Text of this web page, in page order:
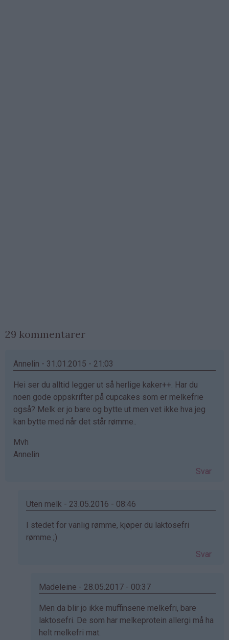
29 kommentarer
Annelin - 31.01.2015 - 21:03
Hei ser du alltid legger ut så herlige kaker++. Har du
noen gode oppskrifter på cupcakes som er melkefrie
også? Melk er jo bare og bytte ut men vet ikke hva jeg
kan bytte med når det står rømme..
Mvh
Annelin
Svar
Uten melk - 23.05.2016 - 08:46
Som
svar
(ikke
I stedet for vanlig rømme, kjøper du laktosefri
rømme ;)
Svar
Madeleine - 28.05.2017 - 00:37
Som
svar
på
Men da blir jo ikke muffinsene melkefri, bare
laktosefri. De som har melkeprotein allergi må ha
helt melkefri mat.